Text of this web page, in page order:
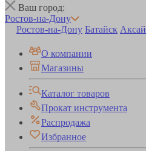
Ваш город:
Ростов-на-Дону
Ростов-на-Дону Батайск Аксай
О компании
Магазины
Каталог товаров
Прокат инструмента
Распродажа
Избранное